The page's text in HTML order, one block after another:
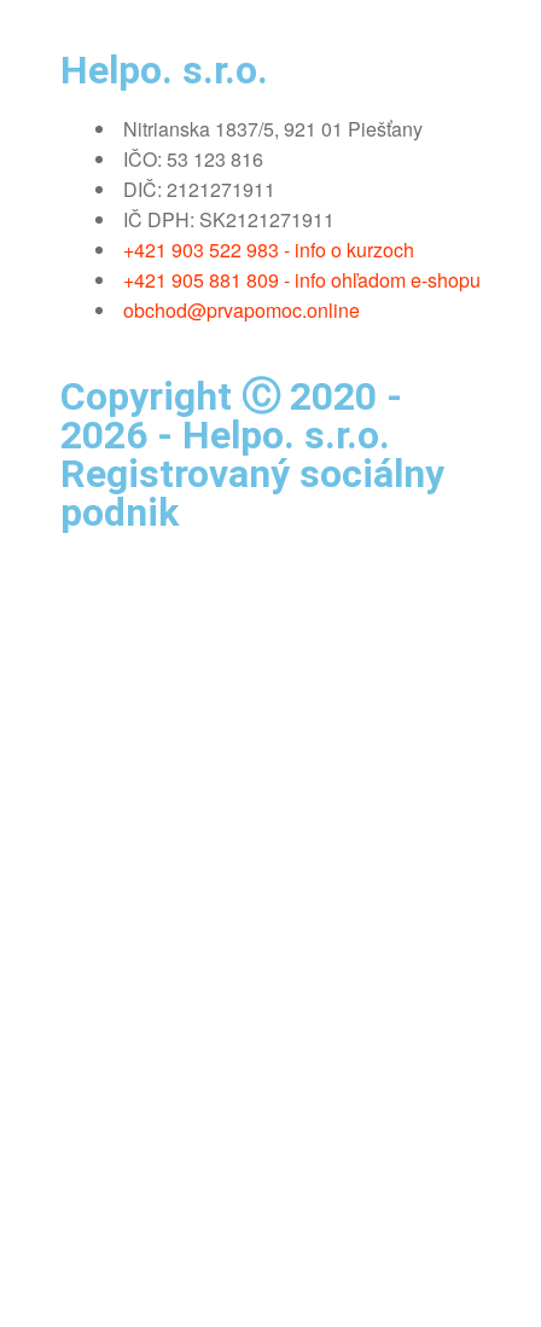
Helpo. s.r.o.
Nitrianska 1837/5, 921 01 Piešťany
IČO: 53 123 816
DIČ: 2121271911
IČ DPH: SK2121271911
+421 903 522 983 - info o kurzoch
+421 905 881 809 - info ohľadom e-shopu
obchod@prvapomoc.online
Copyright Ⓒ 2020 -
2026 - Helpo. s.r.o.
Registrovaný sociálny
podnik